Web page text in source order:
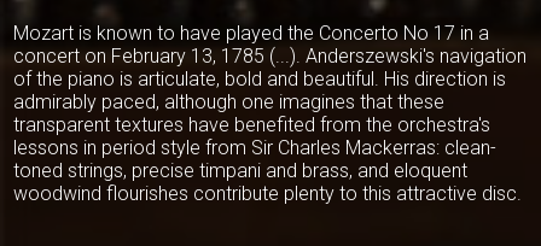
Mozart is known to have played the Concerto No 17 in a
concert on February 13, 1785 (...). Anderszewski's navigation
of the piano is articulate, bold and beautiful. His direction is
admirably paced, although one imagines that these
transparent textures have benefited from the orchestra's
lessons in period style from Sir Charles Mackerras: clean-
toned strings, precise timpani and brass, and eloquent
woodwind flourishes contribute plenty to this attractive disc.